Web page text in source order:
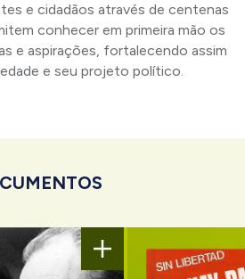
e cidadãos através de centenas
conhecer em primeira mão os
e aspirações, fortalecendo assim
e seu projeto político.